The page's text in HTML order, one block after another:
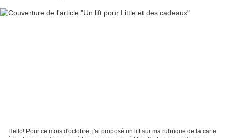
Hello! Pour ce mois d'octobre, j'ai proposé un lift sur ma rubrique de la carte